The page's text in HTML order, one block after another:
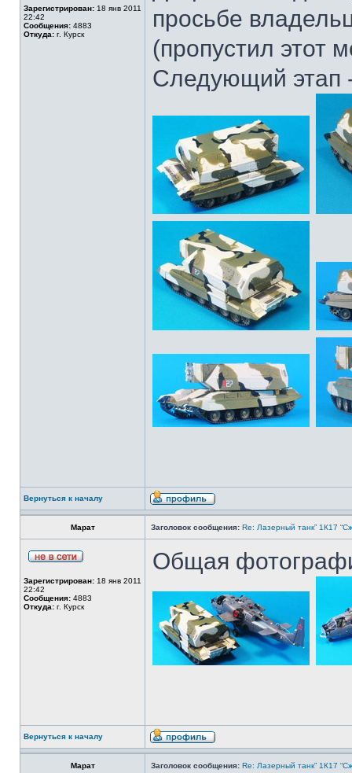
Зарегистрирован: 18 янв 2011
22:42
Сообщения: 4883
Откуда: г. Курск
просьбе
(пропустил этот
Следующий этап
Вернуться к началу
Марат Заголовок сообщения: Re: Лазерный танк” 1К17
Зарегистрирован: 18 янв 2011
22:42
Сообщения: 4883
Откуда: г. Курск
Общая
Вернуться к началу
Марат Заголовок сообщения: Re: Лазерный танк” 1К17